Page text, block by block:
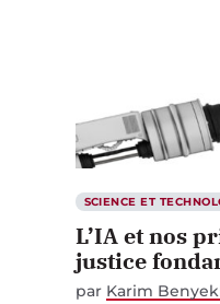
SCIENCE ET
L’IA et nos
justice
par Karim